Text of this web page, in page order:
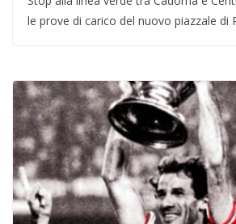
le prove di carico del nuovo piazzale di